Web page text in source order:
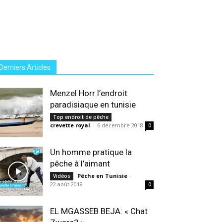
Articles
Menzel Horr l’endroit
paradisiaque en tunisie
Top endroit de pêche
crevette royal - 6 décembre 2018 0
Un homme pratique la
pêche à l’aimant
Vidéos Pêche en Tunisie -
22 août 2019
0
EL MGASSEB BEJA: « Chat